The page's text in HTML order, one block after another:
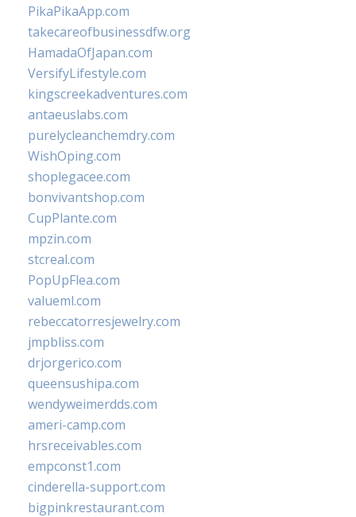
PikaPikaApp.com
takecareofbusinessdfw.org
HamadaOfJapan.com
VersifyLifestyle.com
kingscreekadventures.com
antaeuslabs.com
purelycleanchemdry.com
WishOping.com
shoplegacee.com
bonvivantshop.com
CupPlante.com
mpzin.com
stcreal.com
PopUpFlea.com
valueml.com
rebeccatorresjewelry.com
jmpbliss.com
drjorgerico.com
queensushipa.com
wendyweimerdds.com
ameri-camp.com
hrsreceivables.com
empconst1.com
cinderella-support.com
bigpinkrestaurant.com